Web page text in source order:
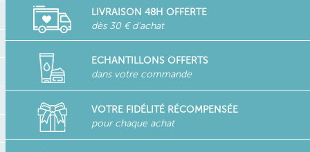
LIVRAISON 48H OFFERTE
dès 30 € d'achat
ECHANTILLONS OFFERTS
dans votre commande
VOTRE FIDÉLITÉ RÉCOMPENSÉE
pour chaque achat